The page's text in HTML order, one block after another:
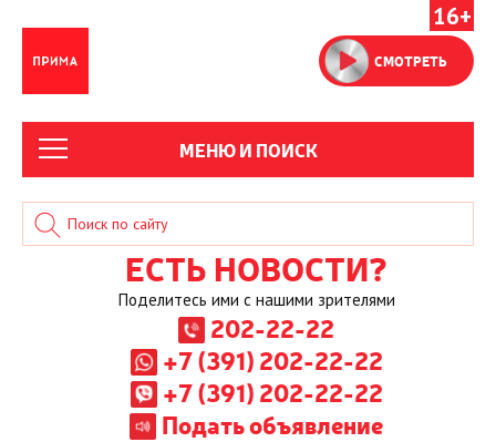
16+
СМОТРЕТЬ
МЕНЮ И ПОИСК
ЕСТЬ НОВОСТИ?
Поделитесь ими с нашими зрителями
202-22-22
+7 (391) 202-22-22
+7 (391) 202-22-22
Подать объявление